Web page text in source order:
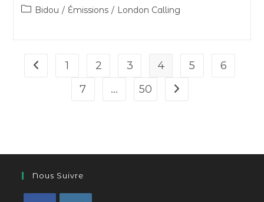
Bidou / Émissions / London Calling
1 2 3 4 5
6
7
… 50
Nous Suivre